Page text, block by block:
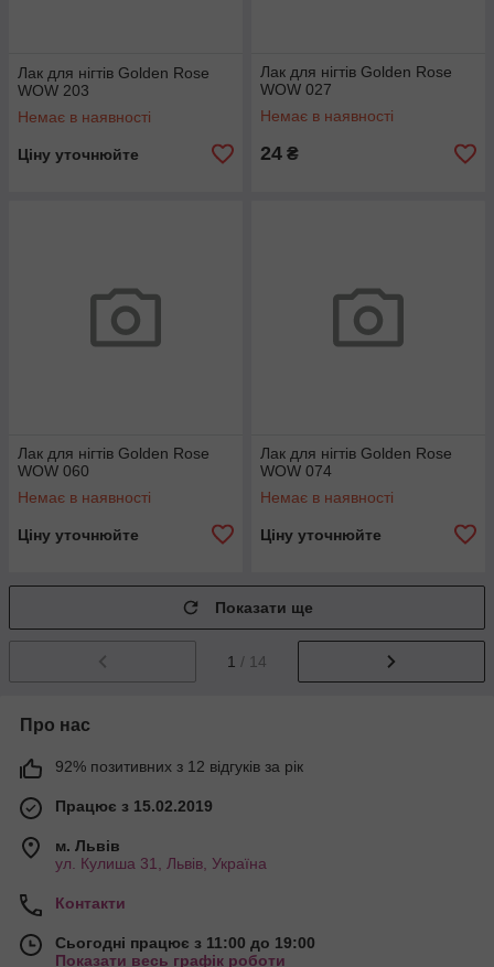
Лак для нігтів Golden Rose
WOW 203
Немає в наявності
Ціну уточнюйте
Лак для нігтів Golden Rose
WOW 027
Немає в наявності
24 ₴
Лак для нігтів Golden Rose
WOW 060
Немає в наявності
Ціну уточнюйте
Лак для нігтів Golden Rose
WOW 074
Немає в наявності
Ціну уточнюйте
Показати ще
1 / 14
Про нас
92% позитивних з 12 відгуків за рік
Працює з 15.02.2019
м. Львів
ул. Кулиша 31, Львів, Україна
Контакти
Сьогодні працює з 11:00 до 19:00
Показати весь графік роботи